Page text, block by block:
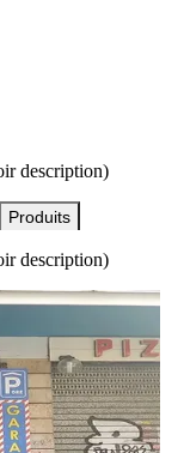
description)
Produits
description)